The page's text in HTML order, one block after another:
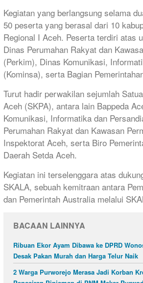
Kegiatan yang berlangsung selama
50 peserta yang berasal dari 10
Regional I Aceh. Peserta terdiri atas
Dinas Perumahan Rakyat dan
(Perkim), Dinas Komunikasi,
(Kominsa), serta Bagian
Turut hadir perwakilan sejumlah
Aceh (SKPA), antara lain Bappeda
Komunikasi, Informatika dan
Perumahan Rakyat dan Kawasan
Inspektorat Aceh, serta Biro
Daerah Setda Aceh.
Kegiatan ini terselenggara atas
SKALA, sebuah kemitraan antara
dan Pemerintah Australia melalui
BACAAN LAINNYA
Ribuan Ekor Ayam Dibawa ke DPRD
Desak Pakan Murah dan Harga Telur Naik
2 Warga Purworejo Merasa Jadi Korban